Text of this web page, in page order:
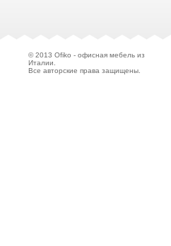
© 2013 Ofiko - офисная мебель из
Италии.
Все авторские права защищены.